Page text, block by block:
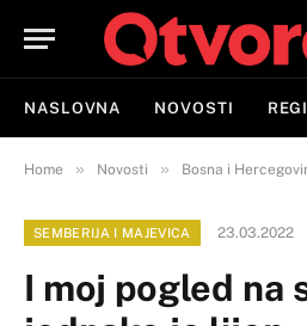
NASLOVNA NOVOSTI
Home » Novosti » Bosna i
SEMBERIJA I MAJEVICA 23.03.2022
I moj pogled na